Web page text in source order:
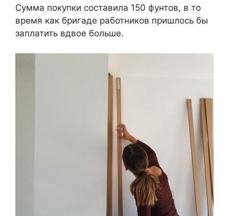
Сумма покупки составила 150 фунтов, в то
время как бригаде работников пришлось бы
заплатить вдвое больше.